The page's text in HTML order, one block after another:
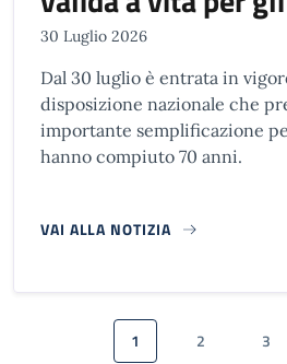
30 Luglio 2026
Dal 30 luglio è entrata in
disposizione nazionale che
importante semplificazione
hanno compiuto 70 anni.
VAI ALLA NOTIZIA
Paginazione
Pagina attuale
1 Pagina
2 3